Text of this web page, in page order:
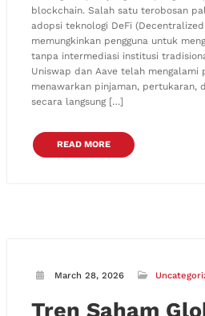
blockchain. Salah satu terobosan
adopsi teknologi DeFi (Decentralized
memungkinkan pengguna untuk
tanpa intermediasi institusi
Uniswap dan Aave telah mengalami
menawarkan pinjaman, pertukaran,
secara langsung […]
READ MORE
March 28, 2026
Tren Saham